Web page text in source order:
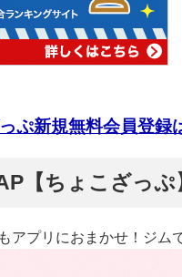
ぷ新規無料会員登録
【ちょこざっぷ
アプリにおまかせ！ジム